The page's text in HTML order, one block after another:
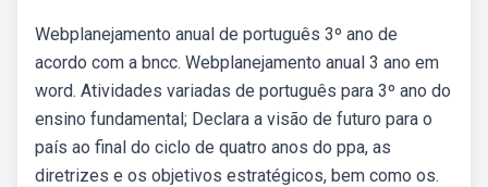
Webplanejamento anual de português 3º ano de
acordo com a bncc. Webplanejamento anual 3 ano em
word. Atividades variadas de português para 3º ano do
ensino fundamental; Declara a visão de futuro para o
país ao final do ciclo de quatro anos do ppa, as
diretrizes e os objetivos estratégicos, bem como os.